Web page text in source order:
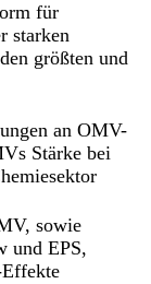
für
starken
größten und
an OMV-
Stärke bei
sowie
und EPS,